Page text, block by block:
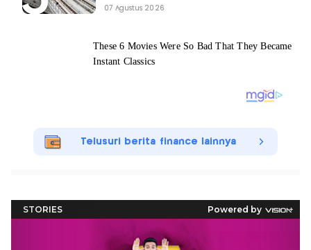
07 Agustus 2026
Telusuri berita finance lainnya